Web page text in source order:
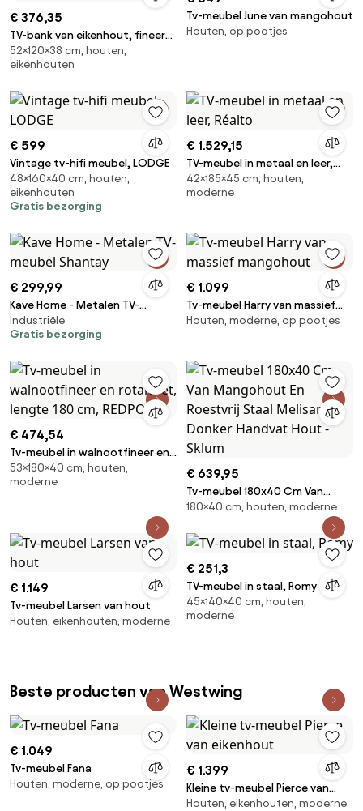
€ 376,35
TV-bank van eikenhout, fineer
en riet, 2 deuren, Waska
52×120×38 cm, houten,
eikenhouten
Tv-meubel June van mangohout
Houten, op pootjes
€ 599
Vintage tv-hifi meubel, LODGE
48×160×40 cm, houten,
eikenhouten
Gratis bezorging
€ 1.529,15
TV-meubel in metaal en leer,
Réalto
42×185×45 cm, houten,
moderne
€ 299,99
Kave Home - Metalen TV-
meubel Shantay
Industriële
Gratis bezorging
€ 1.099
Tv-meubel Harry van massief
mangohout
Houten, moderne, op pootjes
€ 474,54
Tv-meubel in walnootfineer en
rotanriet, lengte 180 cm,
REDPOP
53×180×40 cm, houten,
moderne
€ 639,95
Tv-meubel 180x40 Cm Van
Mangohout En Roestvrij Staal
Melisand Donker Handvat Hout
- Sklum
180×40 cm, houten, moderne
€ 1.149
Tv-meubel Larsen van hout
Houten, eikenhouten, moderne
€ 251,3
TV-meubel in staal, Romy
45×140×40 cm, houten,
moderne
Beste producten van Westwing
€ 1.049
Tv-meubel Fana
Houten, moderne, op pootjes
€ 1.399
Kleine tv-meubel Pierce van
eikenhout
Houten, eikenhouten, moderne